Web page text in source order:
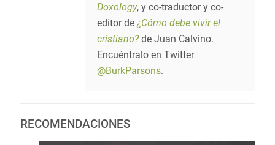
Doxology, y co-traductor y co-
editor de¿Cómo debe vivir el
cristiano? de Juan Calvino.
Encuéntralo en Twitter
@BurkParsons.
RECOMENDACIONES